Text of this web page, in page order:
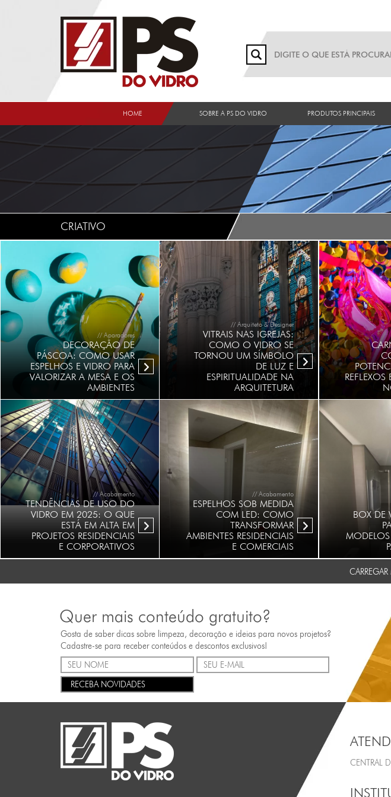
HOME SOBRE A PS DO VIDRO PRODUTOS PRINCIPAIS
CRIATIVO
// Aparadores
DECORAÇÃO DE
PÁSCOA: COMO USAR
ESPELHOS E VIDRO PARA
VALORIZAR A MESA E OS
AMBIENTES
// Arquiteto & Designer
VITRAIS NAS IGREJAS:
COMO O VIDRO SE
TORNOU UM SÍMBOLO
DE LUZ E
ESPIRITUALIDADE NA
ARQUITETURA
// Acabamento
TENDÊNCIAS DE USO DO
VIDRO EM 2025: O QUE
ESTÁ EM ALTA EM
PROJETOS RESIDENCIAIS
E CORPORATIVOS
// Acabamento
ESPELHOS SOB MEDIDA
COM LED: COMO
TRANSFORMAR
AMBIENTES RESIDENCIAIS
E COMERCIAIS
BOX DE
Quer mais conteúdo gratuito?
Gosta de saber dicas sobre limpeza, decoração e ideias para novos projetos?
Cadastre-se para receber conteúdos e descontos exclusivos!
RECEBA NOVIDADES
CENTRAL